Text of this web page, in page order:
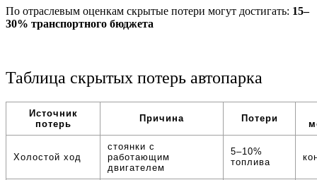
По отраслевым оценкам скрытые потери могут достигать: 15–
30% транспортного бюджета
Таблица скрытых потерь автопарка
Источник
потерь
Причина Потери
Холостой ход
стоянки с
работающим
двигателем
5–10%
топлива